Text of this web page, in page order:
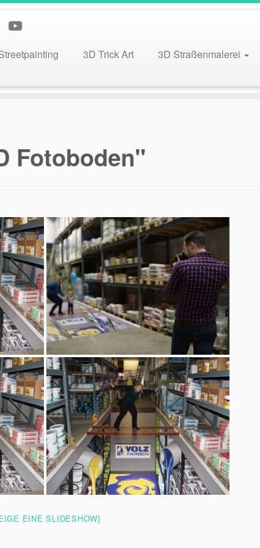
3D Trick Art 3D Straßenmalerei
Fotoboden"
EINE SLIDESHOW]